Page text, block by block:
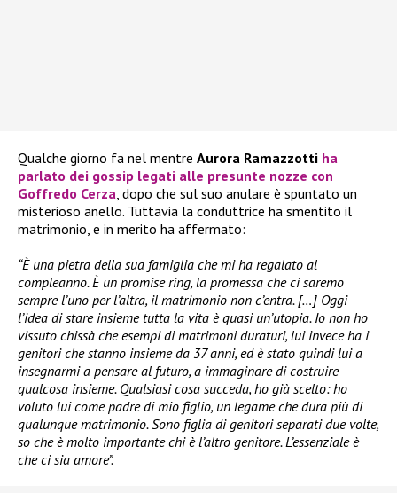
Qualche giorno fa nel mentre Aurora Ramazzotti ha
parlato dei gossip legati alle presunte nozze con
Goffredo Cerza , dopo che sul suo anulare è spuntato un
misterioso anello. Tuttavia la conduttrice ha smentito il
matrimonio, e in merito ha affermato:
“È una pietra della sua famiglia che mi ha regalato al
compleanno. È un promise ring, la promessa che ci saremo
sempre l’uno per l’altra, il matrimonio non c’entra. […] Oggi
l’idea di stare insieme tutta la vita è quasi un’utopia. Io non ho
vissuto chissà che esempi di matrimoni duraturi, lui invece ha i
genitori che stanno insieme da 37 anni, ed è stato quindi lui a
insegnarmi a pensare al futuro, a immaginare di costruire
qualcosa insieme. Qualsiasi cosa succeda, ho già scelto: ho
voluto lui come padre di mio figlio, un legame che dura più di
qualunque matrimonio. Sono figlia di genitori separati due volte,
so che è molto importante chi è l’altro genitore. L’essenziale è
che ci sia amore”.